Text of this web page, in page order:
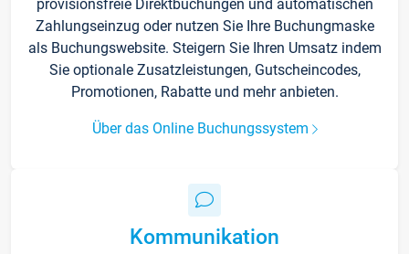
provisionsfreie Direktbuchungen und automatischen
Zahlungseinzug oder nutzen Sie Ihre Buchungmaske
als Buchungswebsite. Steigern Sie Ihren Umsatz indem
Sie optionale Zusatzleistungen, Gutscheincodes,
Promotionen, Rabatte und mehr anbieten.
Über das Online Buchungssystem
Kommunikation